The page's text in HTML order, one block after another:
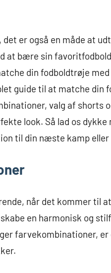
er også en måde at
at bære sin
din fodboldtrøje
guide til at matche din
valg af shorts
look. Så lad os
til din næste kamp
når det kommer til
en harmonisk og
farvekombinationer,